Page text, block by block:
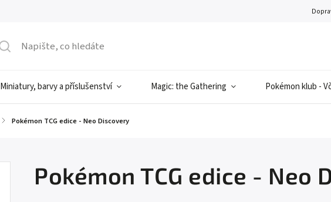
Miniatury, barvy a příslušenství Magic: the Gathering Pokémon klub -
/ Pokémon TCG edice - Neo Discovery
Pokémon TCG edice - Neo